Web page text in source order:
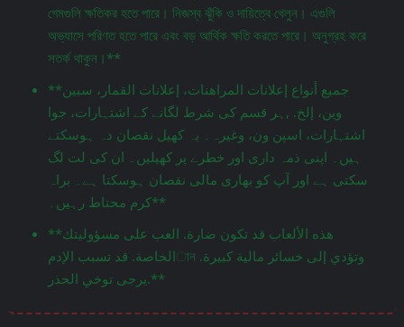
গেমগুলি ক্ষতিকর হতে পারে। নিজস্ব ঝুঁকি ও দায়িত্বে খেলুন। এগুলি
অভ্যাসে পরিণত হতে পারে এবং বড় আর্থিক ক্ষতি করতে পারে। অনুগ্রহ করে
সতর্ক থাকুন।**
**جميع أنواع إعلانات المراهنات، إعلانات القمار، سبين
وين، إلخ. ,ہر قسم کی شرط لگانے کے اشتہارات، جوا
اشتہارات، اسپن ون، وغیرہ۔ یہ کھیل نقصان دہ ہوسکتے
ہیں۔ اپنی ذمہ داری اور خطرے پر کھیلیں۔ ان کی لت لگ
سکتی ہے اور آپ کو بھاری مالی نقصان ہوسکتا ہے۔ براہ
کرم محتاط رہیں۔**
**هذه الألعاب قد تكون ضارة. العب على مسؤوليتك
الخاصة. قد تسبب الإدمান وتؤدي إلى خسائر مالية كبيرة.
يرجى توخي الحذر.**